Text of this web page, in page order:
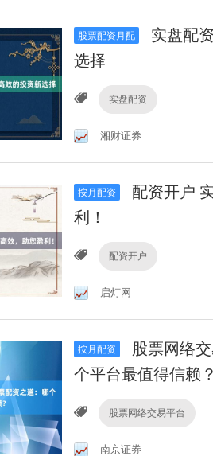
股票配资月配
实盘配
选择
实盘配资
湘财证券
按月配资
配资开户
利！
配资开户
启灯网
按月配资
股票网络
个平台最值得信赖？
股票网络交易平台
南京证券